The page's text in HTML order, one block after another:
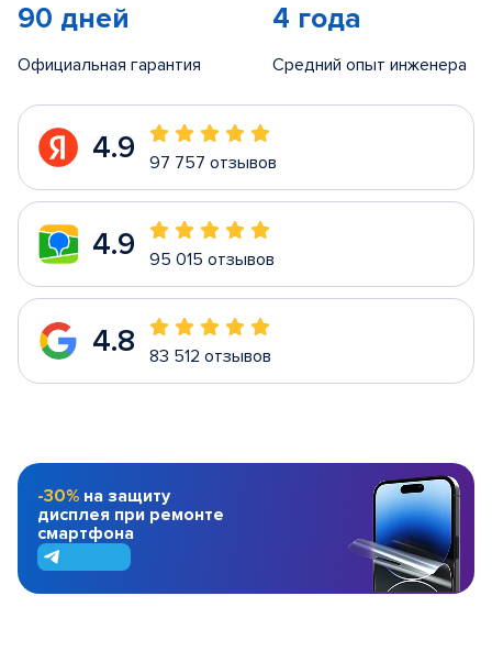
90 дней
Официальная гарантия
4 года
Средний опыт инженера
4.9 97 757 отзывов
4.9 95 015 отзывов
4.8 83 512 отзывов
-30% на защиту
дисплея при ремонте
смартфона